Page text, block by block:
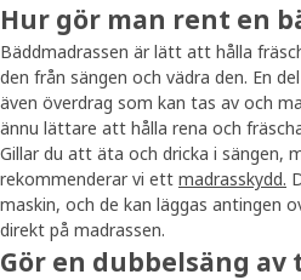
Hur gör man rent en
Bäddmadrassen är lätt att hålla
den från sängen och vädra den. En
även överdrag som kan tas av och
ännu lättare att hålla rena och
Gillar du att äta och dricka i sängen,
rekommenderar vi ett madrasskydd.
maskin, och de kan läggas antingen
direkt på madrassen.
Gör en dubbelsäng